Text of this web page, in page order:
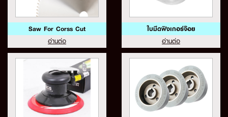
Saw For Corss Cut
อ่านต่อ
ใบมีดฟิงเกอร์จ๊อย
อ่านต่อ